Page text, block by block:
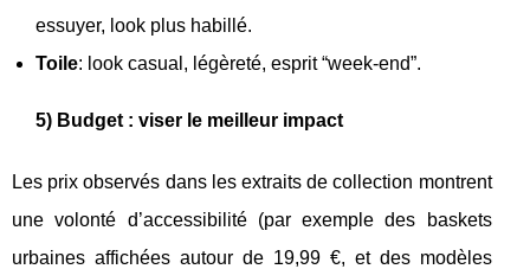
essuyer, look plus habillé.
Toile: look casual, légèreté, esprit “week-end”.
5) Budget : viser le meilleur impact
Les prix observés dans les extraits de collection montrent
une volonté d’accessibilité (par exemple des baskets
urbaines affichées autour de 19,99 €, et des modèles